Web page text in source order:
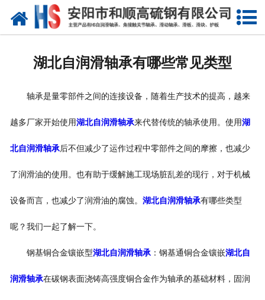
网站首页
业绩证明
湖北自润滑轴承有哪些常见类型
轴承是量零部件之间的连接设备，随着生产技术的提高，越来
越多厂家开始使用湖北自润滑轴承来代替传统的轴承使用。使用湖
北自润滑轴承后不但减少了运作过程中零部件之间的摩擦，也减少
了润滑油的使用。也有助于缓解施工现场脏乱差的现行，对于机械
设备而言，也减少了润滑油的腐蚀。 湖北自润滑轴承有哪些类型
呢？我们一起了解一下。
钢基铜合金镶嵌型湖北自润滑轴承：钢基通铜合金镶嵌湖北自
润滑轴承在碳钢表面浇铸高强度铜合金作为轴承的基础材料，固润